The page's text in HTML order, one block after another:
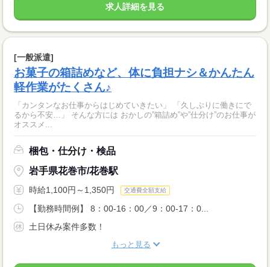
求人詳細を見る
[一般派遣]
お菓子の箱詰めなど、体に負担ナシ＆かんたん
軽作業がたくさん♪
「カンタンなお仕事からはじめていきたい」 「久しぶりに働きにで
るから不安…」 そんな方には おかしの”箱詰め”や”仕分け”のお仕事が
オススメ...
梱包・仕分け・検品
岩手県花巻市/花巻駅
時給1,100円～1,350円 交通費全額支給
【勤務時間例】 8：00-16：00／9：00-17：0...
土日休み案件多数！
もっと見る